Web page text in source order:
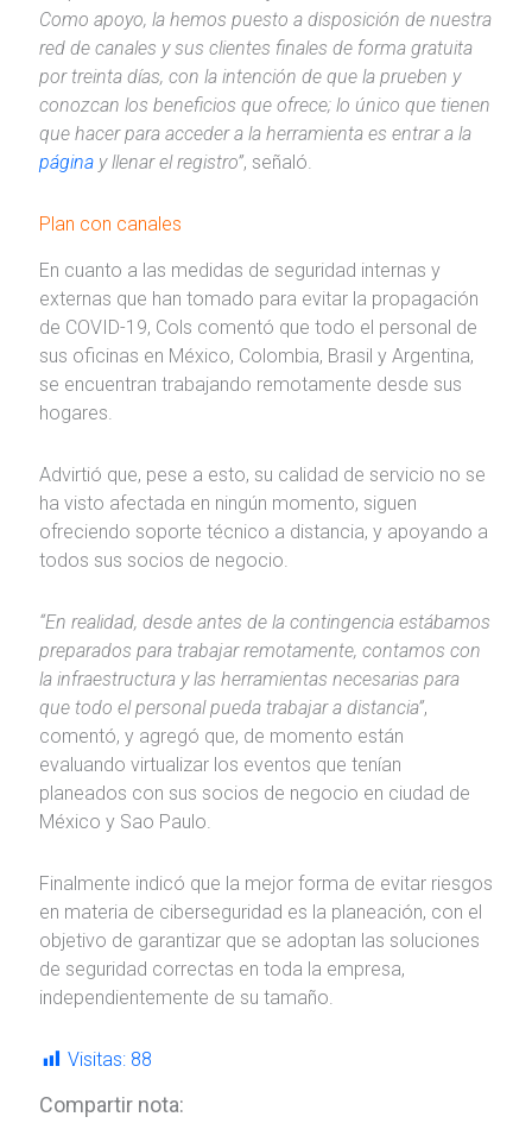
Como apoyo, la hemos puesto a disposición de nuestra
red de canales y sus clientes finales de forma gratuita
por treinta días, con la intención de que la prueben y
conozcan los beneficios que ofrece; lo único que tienen
que hacer para acceder a la herramienta es entrar a la
páginay llenar el registro”, señaló.
Plan con canales
En cuanto a las medidas de seguridad internas y
externas que han tomado para evitar la propagación
de COVID-19, Cols comentó que todo el personal de
sus oficinas en México, Colombia, Brasil y Argentina,
se encuentran trabajando remotamente desde sus
hogares.
Advirtió que, pese a esto, su calidad de servicio no se
ha visto afectada en ningún momento, siguen
ofreciendo soporte técnico a distancia, y apoyando a
todos sus socios de negocio.
“En realidad, desde antes de la contingencia estábamos
preparados para trabajar remotamente, contamos con
la infraestructura y las herramientas necesarias para
que todo el personal pueda trabajar a distancia”,
comentó, y agregó que, de momento están
evaluando virtualizar los eventos que tenían
planeados con sus socios de negocio en ciudad de
México y Sao Paulo.
Finalmente indicó que la mejor forma de evitar riesgos
en materia de ciberseguridad es la planeación, con el
objetivo de garantizar que se adoptan las soluciones
de seguridad correctas en toda la empresa,
independientemente de su tamaño.
Visitas: 88
Compartir nota: